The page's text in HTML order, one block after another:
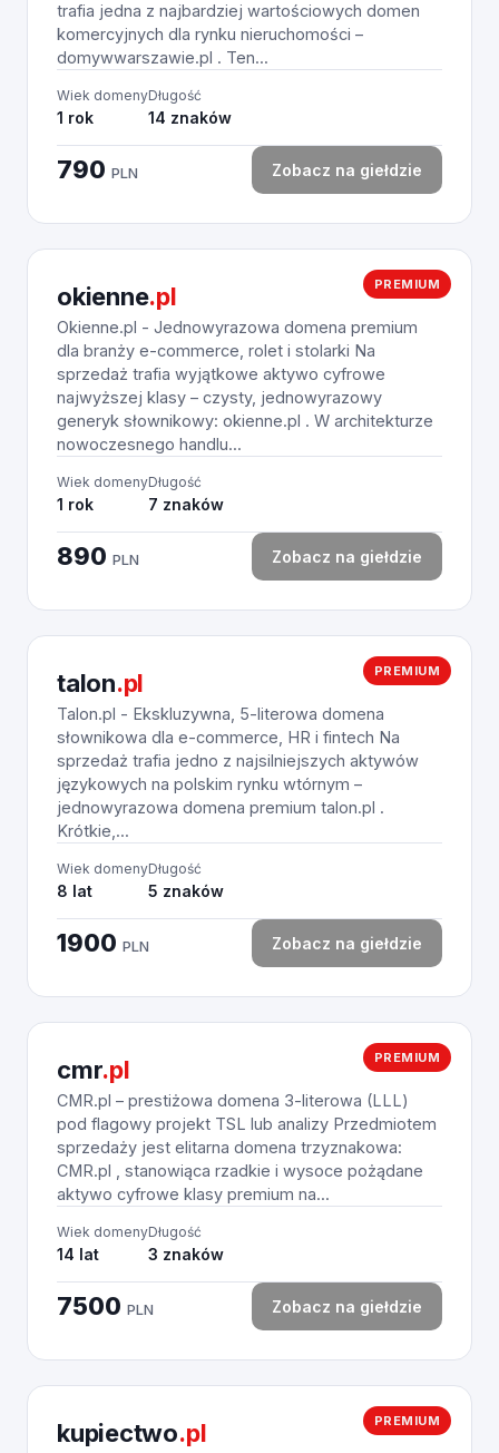
trafia jedna z najbardziej wartościowych domen
komercyjnych dla rynku nieruchomości –
domywwarszawie.pl . Ten...
Wiek domeny
1 rok
Długość
14 znaków
790 PLN Zobacz na giełdzie
PREMIUM
okienne.pl
Okienne.pl - Jednowyrazowa domena premium
dla branży e-commerce, rolet i stolarki Na
sprzedaż trafia wyjątkowe aktywo cyfrowe
najwyższej klasy – czysty, jednowyrazowy
generyk słownikowy: okienne.pl . W architekturze
nowoczesnego handlu...
Wiek domeny
1 rok
Długość
7 znaków
890 PLN Zobacz na giełdzie
PREMIUM
talon.pl
Talon.pl - Ekskluzywna, 5-literowa domena
słownikowa dla e-commerce, HR i fintech Na
sprzedaż trafia jedno z najsilniejszych aktywów
językowych na polskim rynku wtórnym –
jednowyrazowa domena premium talon.pl .
Krótkie,...
Wiek domeny
8 lat
Długość
5 znaków
1900 PLN Zobacz na giełdzie
PREMIUM
cmr.pl
CMR.pl – prestiżowa domena 3-literowa (LLL)
pod flagowy projekt TSL lub analizy Przedmiotem
sprzedaży jest elitarna domena trzyznakowa:
CMR.pl , stanowiąca rzadkie i wysoce pożądane
aktywo cyfrowe klasy premium na...
Wiek domeny
14 lat
Długość
3 znaków
7500 PLN Zobacz na giełdzie
PREMIUM
kupiectwo.pl